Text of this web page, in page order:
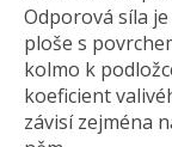
Odporová síla
ploše s
kolmo k
koeficient
závisí zejména